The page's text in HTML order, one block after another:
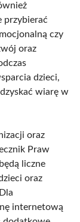
przybierać
czy
oraz
dzieci,
wiarę w
oraz
Praw
liczne
oraz
internetową